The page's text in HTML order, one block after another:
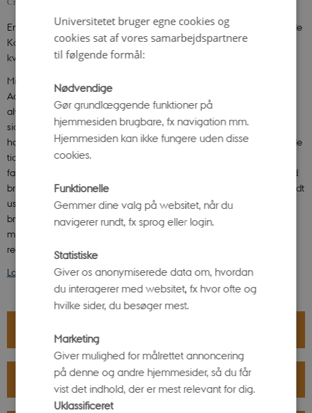
Emnet blev også sat i fokus i foråret 2026, da Science Museerne, Røde
Kors Aarhus og Dansk Kvindesamfund afholdte et arrangement om
kvinders hjerter og førstehjælp.
Michael Bøgh Nielsen, aktivitetsleder for førstehjælp ved Røde Kors
Aarhus, peger på, at netop den manglende praktiske erfaring kan få
alvorlige konsekvenser, når hvert sekund tæller: ”Det er mange år
siden, at de første kursister begyndte at spørge ind til, hvorfor vi ikke
havde kvindelige dukker i undervisningen, men de var på daværende
tidspunkt ikke tilgængelige,” fortæller han. ”Vi købte kvindelige
fantomer, da de kom på markedet, og har siden december 2024 altid
brugt dem i vores undervisning. Vi kan jo se, at mange faktisk bliver lidt
usikre og finder det grænseoverskridende, når de ser, at dukken har
bryster. Det er vigtigt for os at gøre undervisningen så realistisk som
muligt. Uhensigtsmæssig blufærdighed skal ikke stå i vejen for at
redde liv.”
Læs mere om det afholdte arrangement her.
PRAKTISK INFORMATION
Universitetet bruger egne cookies og
cookies sat af vores samarbejdspartnere
til følgende formål:
Nødvendige
Gør grundlæggende funktioner på
hjemmesiden brugbare, fx navigation mm.
Hjemmesiden kan ikke fungere uden disse
cookies.
Funktionelle
Gemmer dine valg på websitet, når du
navigerer rundt, fx sprog eller login.
Statistiske
Giver os anonymiserede data om, hvordan
du interagerer med websitet, fx hvor ofte og
hvilke sider, du besøger mest.
Marketing
Giver mulighed for målrettet annoncering
på denne og andre hjemmesider, så du får
vist det indhold, der er mest relevant for dig.
Uklassificeret